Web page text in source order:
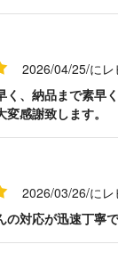
2026/04/25/にレ
く、納品まで素早
感謝致します。
2026/03/26/にレ
対応が迅速丁寧